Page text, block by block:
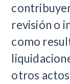
revisión o
como
otros